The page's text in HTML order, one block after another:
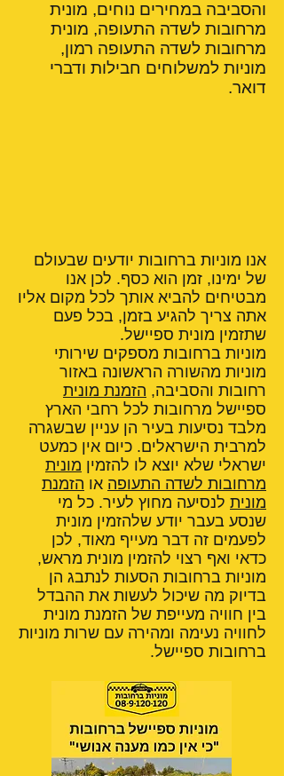
והסביבה במחירים נוחים, מונית
מרחובות לשדה התעופה, מונית
מרחובות לשדה התעופה רמון,
מוניות למשלוחים חבילות ודברי
דואר.
אנו מוניות ברחובות יודעים שבעולם
של ימינו, זמן הוא כסף. לכן אנו
מבטיחים להביא אותך לכל מקום אליו
אתה צריך להגיע בזמן, בכל פעם
שתזמין מונית ספיישל.
מוניות ברחובות מספקים שירותי
מוניות מהשורה הראשונה באזור
רחובות והסביבה, הזמנת מונית
ספיישל מרחובות לכל רחבי הארץ
מלבד נסיעות בעיר הן עניין שבשגרה
למרבית הישראלים. כיום אין כמעט
ישראלי שלא יוצא לו להזמין מונית
מרחובות לשדה התעופה או הזמנת
מונית לנסיעה מחוץ לעיר. כל מי
שנסע בעבר יודע שלהזמין מונית
לפעמים זה דבר מעייף מאוד, לכן
כדאי ואף רצוי להזמין מונית מראש,
מוניות ברחובות הסעות לנתבג הן
בדיוק מה שיכול לעשות את ההבדל
בין חוויה מעייפת של הזמנת מונית
לחוויה נעימה ומהירה עם שרות מוניות
ברחובות ספיישל.